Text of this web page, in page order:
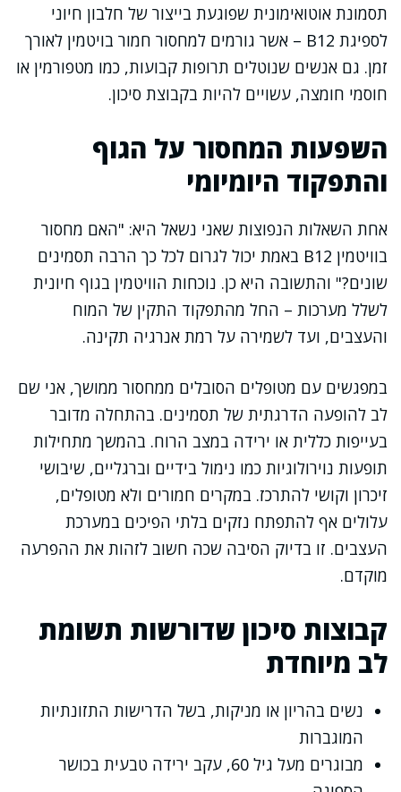
תסמונת אוטואימונית שפוגעת בייצור של חלבון חיוני
לספיגת B12 – אשר גורמים למחסור חמור בויטמין לאורך
זמן. גם אנשים שנוטלים תרופות קבועות, כמו מטפורמין או
חוסמי חומצה, עשויים להיות בקבוצת סיכון.
השפעות המחסור על הגוף
והתפקוד היומיומי
אחת השאלות הנפוצות שאני נשאל היא: "האם מחסור
בוויטמין B12 באמת יכול לגרום לכל כך הרבה תסמינים
שונים?" והתשובה היא כן. נוכחות הוויטמין בגוף חיונית
לשלל מערכות – החל מהתפקוד התקין של המוח
והעצבים, ועד לשמירה על רמת אנרגיה תקינה.
במפגשים עם מטופלים הסובלים ממחסור ממושך, אני שם
לב להופעה הדרגתית של תסמינים. בהתחלה מדובר
בעייפות כללית או ירידה במצב הרוח. בהמשך מתחילות
תופעות נוירולוגיות כמו נימול בידיים וברגליים, שיבושי
זיכרון וקושי להתרכז. במקרים חמורים ולא מטופלים,
עלולים אף להתפתח נזקים בלתי הפיכים במערכת
העצבים. זו בדיוק הסיבה שכה חשוב לזהות את ההפרעה
מוקדם.
קבוצות סיכון שדורשות תשומת
לב מיוחדת
נשים בהריון או מניקות, בשל הדרישות התזונתיות
המוגברות
מבוגרים מעל גיל 60, עקב ירידה טבעית בכושר